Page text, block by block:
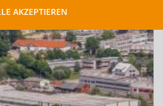
AKZEPTIEREN